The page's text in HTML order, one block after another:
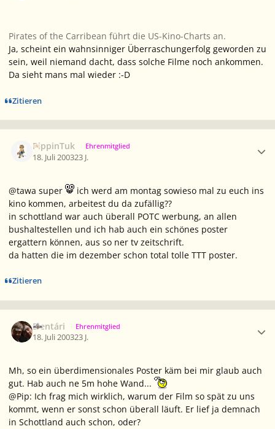
Pirates of the Carribean führt die US-Kino-Charts an.
Ja, scheint ein wahnsinniger Überraschungerfolg geworden zu
sein, weil niemand dacht, dass solche Filme noch ankommen.
Da sieht mans mal wieder :-D
Zitieren
PippinTuk Ehrenmitglied
18. Juli 200323 J.
@tawa super
ich werd am montag sowieso mal zu euch ins
kino kommen, arbeitest du da zufällig??
in schottland war auch überall POTC werbung, an allen
bushaltestellen und ich hab auch ein schönes poster
ergattern können, aus so ner tv zeitschrift.
da hatten die im dezember schon total tolle TTT poster.
Zitieren
Elentári Ehrenmitglied
18. Juli 200323 J.
Mh, so ein überdimensionales Poster käm bei mir glaub auch
gut. Hab auch ne 5m hohe Wand...
@Pip: Ich frag mich wirklich, warum der Film so spät zu uns
kommt, wenn er sonst schon überall läuft. Er lief ja demnach
in Schottland auch schon, oder?